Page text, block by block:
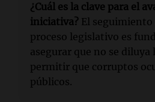
¿Cuál es la clave para el
iniciativa? El seguimiento
proceso legislativo es
asegurar que no se diluya
permitir que corruptos
públicos.